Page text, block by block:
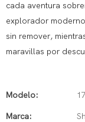
cada aventura
explorador
sin remover,
maravillas por
Modelo:
Marca: